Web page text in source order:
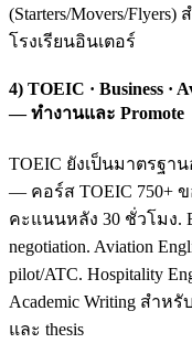
(Starters/Movers/
โรงเรียนอินเตอร์
4) TOEIC · Business ·
— ทำงานและ Promote
TOEIC ยังเป็นมาตรฐ
— คอร์ส TOEIC 750+
คะแนนหลัง 30 ชั่วโมง.
negotiation. Aviation
pilot/ATC. Hospitality
Academic Writing สำห
และ thesis